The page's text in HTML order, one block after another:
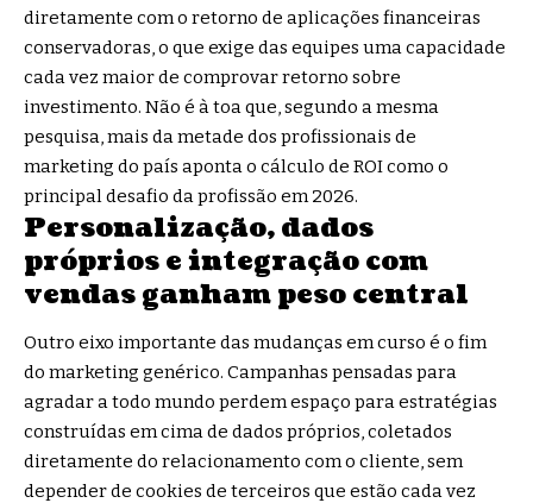
diretamente com o retorno de aplicações financeiras
conservadoras, o que exige das equipes uma capacidade
cada vez maior de comprovar retorno sobre
investimento. Não é à toa que, segundo a mesma
pesquisa, mais da metade dos profissionais de
marketing do país aponta o cálculo de ROI como o
principal desafio da profissão em 2026.
Personalização, dados
próprios e integração com
vendas ganham peso central
Outro eixo importante das mudanças em curso é o fim
do marketing genérico. Campanhas pensadas para
agradar a todo mundo perdem espaço para estratégias
construídas em cima de dados próprios, coletados
diretamente do relacionamento com o cliente, sem
depender de cookies de terceiros que estão cada vez